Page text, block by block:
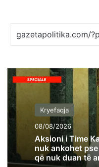
Kryefaqja
08/08/2026
Aksioni i Time
nuk ankohet
që nuk duan të